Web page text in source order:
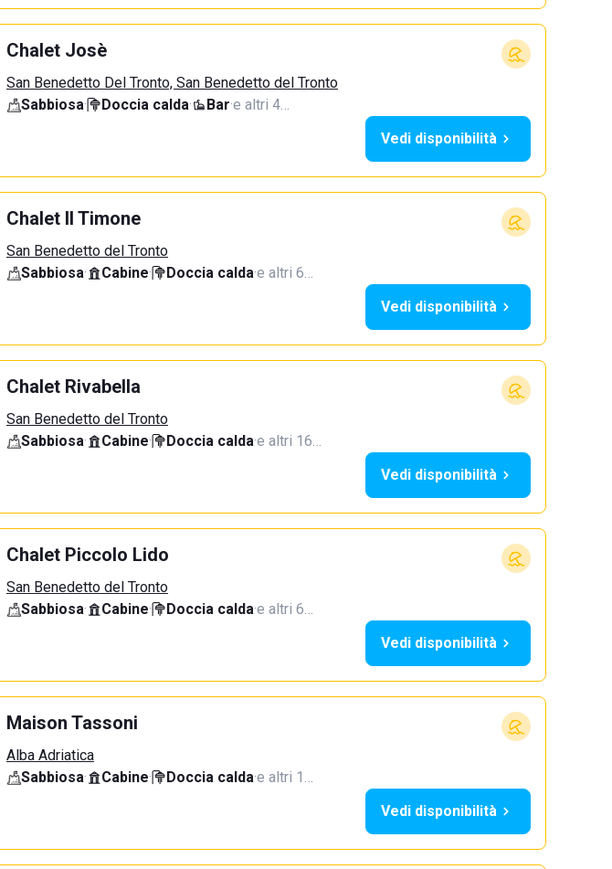
Chalet Josè
San Benedetto Del Tronto, San Benedetto del Tronto
Sabbiosa· Doccia calda· Bar·e altri 4…
Vedi disponibilità
Chalet Il Timone
San Benedetto del Tronto
Sabbiosa· Cabine· Doccia calda·e altri 6…
Vedi disponibilità
Chalet Rivabella
San Benedetto del Tronto
Sabbiosa· Cabine· Doccia calda·e altri 16…
Vedi disponibilità
Chalet Piccolo Lido
San Benedetto del Tronto
Sabbiosa· Cabine· Doccia calda·e altri 6…
Vedi disponibilità
Maison Tassoni
Alba Adriatica
Sabbiosa· Cabine· Doccia calda·e altri 1…
Vedi disponibilità